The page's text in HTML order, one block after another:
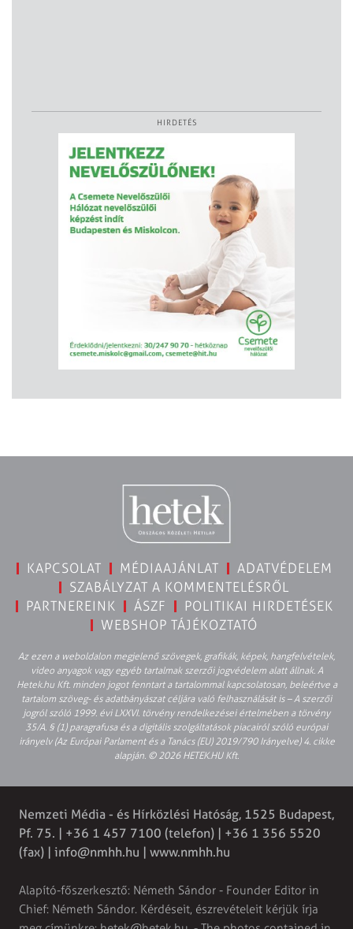
HIRDETÉS
KAPCSOLAT MÉDIAAJÁNLAT
ADATVÉDELEM
SZABÁLYZAT A KOMMENTELÉSRŐL
PARTNEREINK
ÁSZF
POLITIKAI HIRDETÉSEK
WEBSHOP TÁJÉKOZTATÓ
Az ezen a weboldalon megjelenő szövegek, grafikák, képek, hangfelvételek,
video anyagok vagy egyéb tartalmak szerzői jogvédelem alatt állnak. A
Hetek.hu Kft. minden jogot fenntart a tartalommal kapcsolatosan, beleértve a
tartalom szöveg- és adatbányászat céljára való felhasználását is – A szerzői
jogról szóló 1999. évi LXXVI. törvény rendelkezései értelmében a törvény
35/A. § (1) paragrafusa és a digitális szolgáltatások piacairól szóló európai
irányelv (Az Európai Parlament és a Tanács (EU) 2019/790 Irányelve) 4. cikke
alapján. © 2026 HETEK.HU Kft.
Nemzeti Média - és Hírközlési Hatóság, 1525 Budapest,
Pf. 75. | +36 1 457 7100 (telefon) | +36 1 356 5520
(fax) | info@nmhh.hu | www.nmhh.hu
Alapító-főszerkesztő: Németh Sándor - Founder Editor in
Chief: Németh Sándor. Kérdéseit, észrevételeit kérjük írja